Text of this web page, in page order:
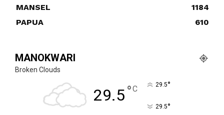
MANSEL
1184
PAPUA
610
MANOKWARI
Broken Clouds
29.5°C 29.5°
29.5°